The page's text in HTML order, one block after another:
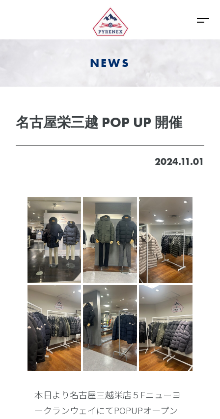
NEWS
名古屋栄三越 POP UP 開催
2024.11.01
本日より名古屋三越栄店５Fニューヨ
ークランウェイにてPOPUPオープン